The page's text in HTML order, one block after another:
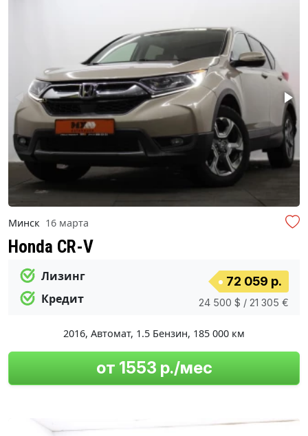
Минск 16 марта
Honda CR-V
Лизинг
Кредит
72 059 р.
24 500 $ / 21 305 €
2016, Автомат, 1.5 Бензин, 185 000 км
от 1553 р./мес